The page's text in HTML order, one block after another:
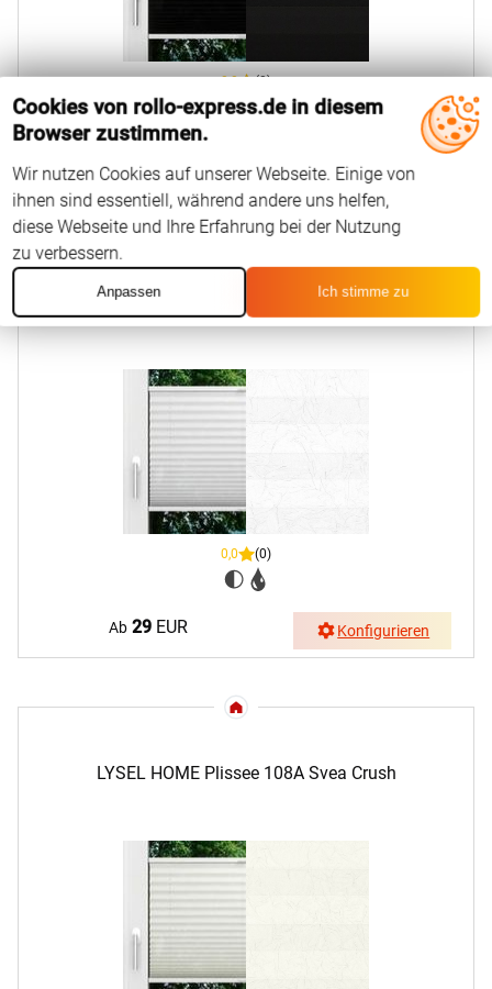
0,0 (0)
LYSEL HOME Plissee 104A Svea Crush
0,0 (0)
Ab 29 EUR Konfigurieren
LYSEL HOME Plissee 108A Svea Crush
Cookies von rollo-express.de in diesem
Browser zustimmen.
Wir nutzen Cookies auf unserer Webseite. Einige von
ihnen sind essentiell, während andere uns helfen,
diese Webseite und Ihre Erfahrung bei der Nutzung
zu verbessern.
Anpassen Ich stimme zu